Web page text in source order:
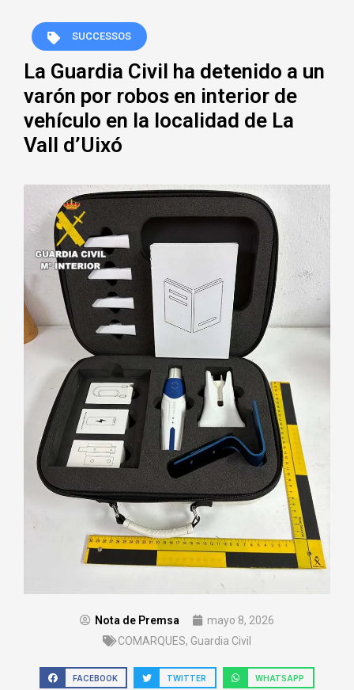
SUCCESSOS
La Guardia Civil ha detenido a un
varón por robos en interior de
vehículo en la localidad de La
Vall d’Uixó
Nota de Premsa
mayo 8, 2026
COMARQUES, Guardia Civil
FACEBOOK TWITTER WHATSAPP